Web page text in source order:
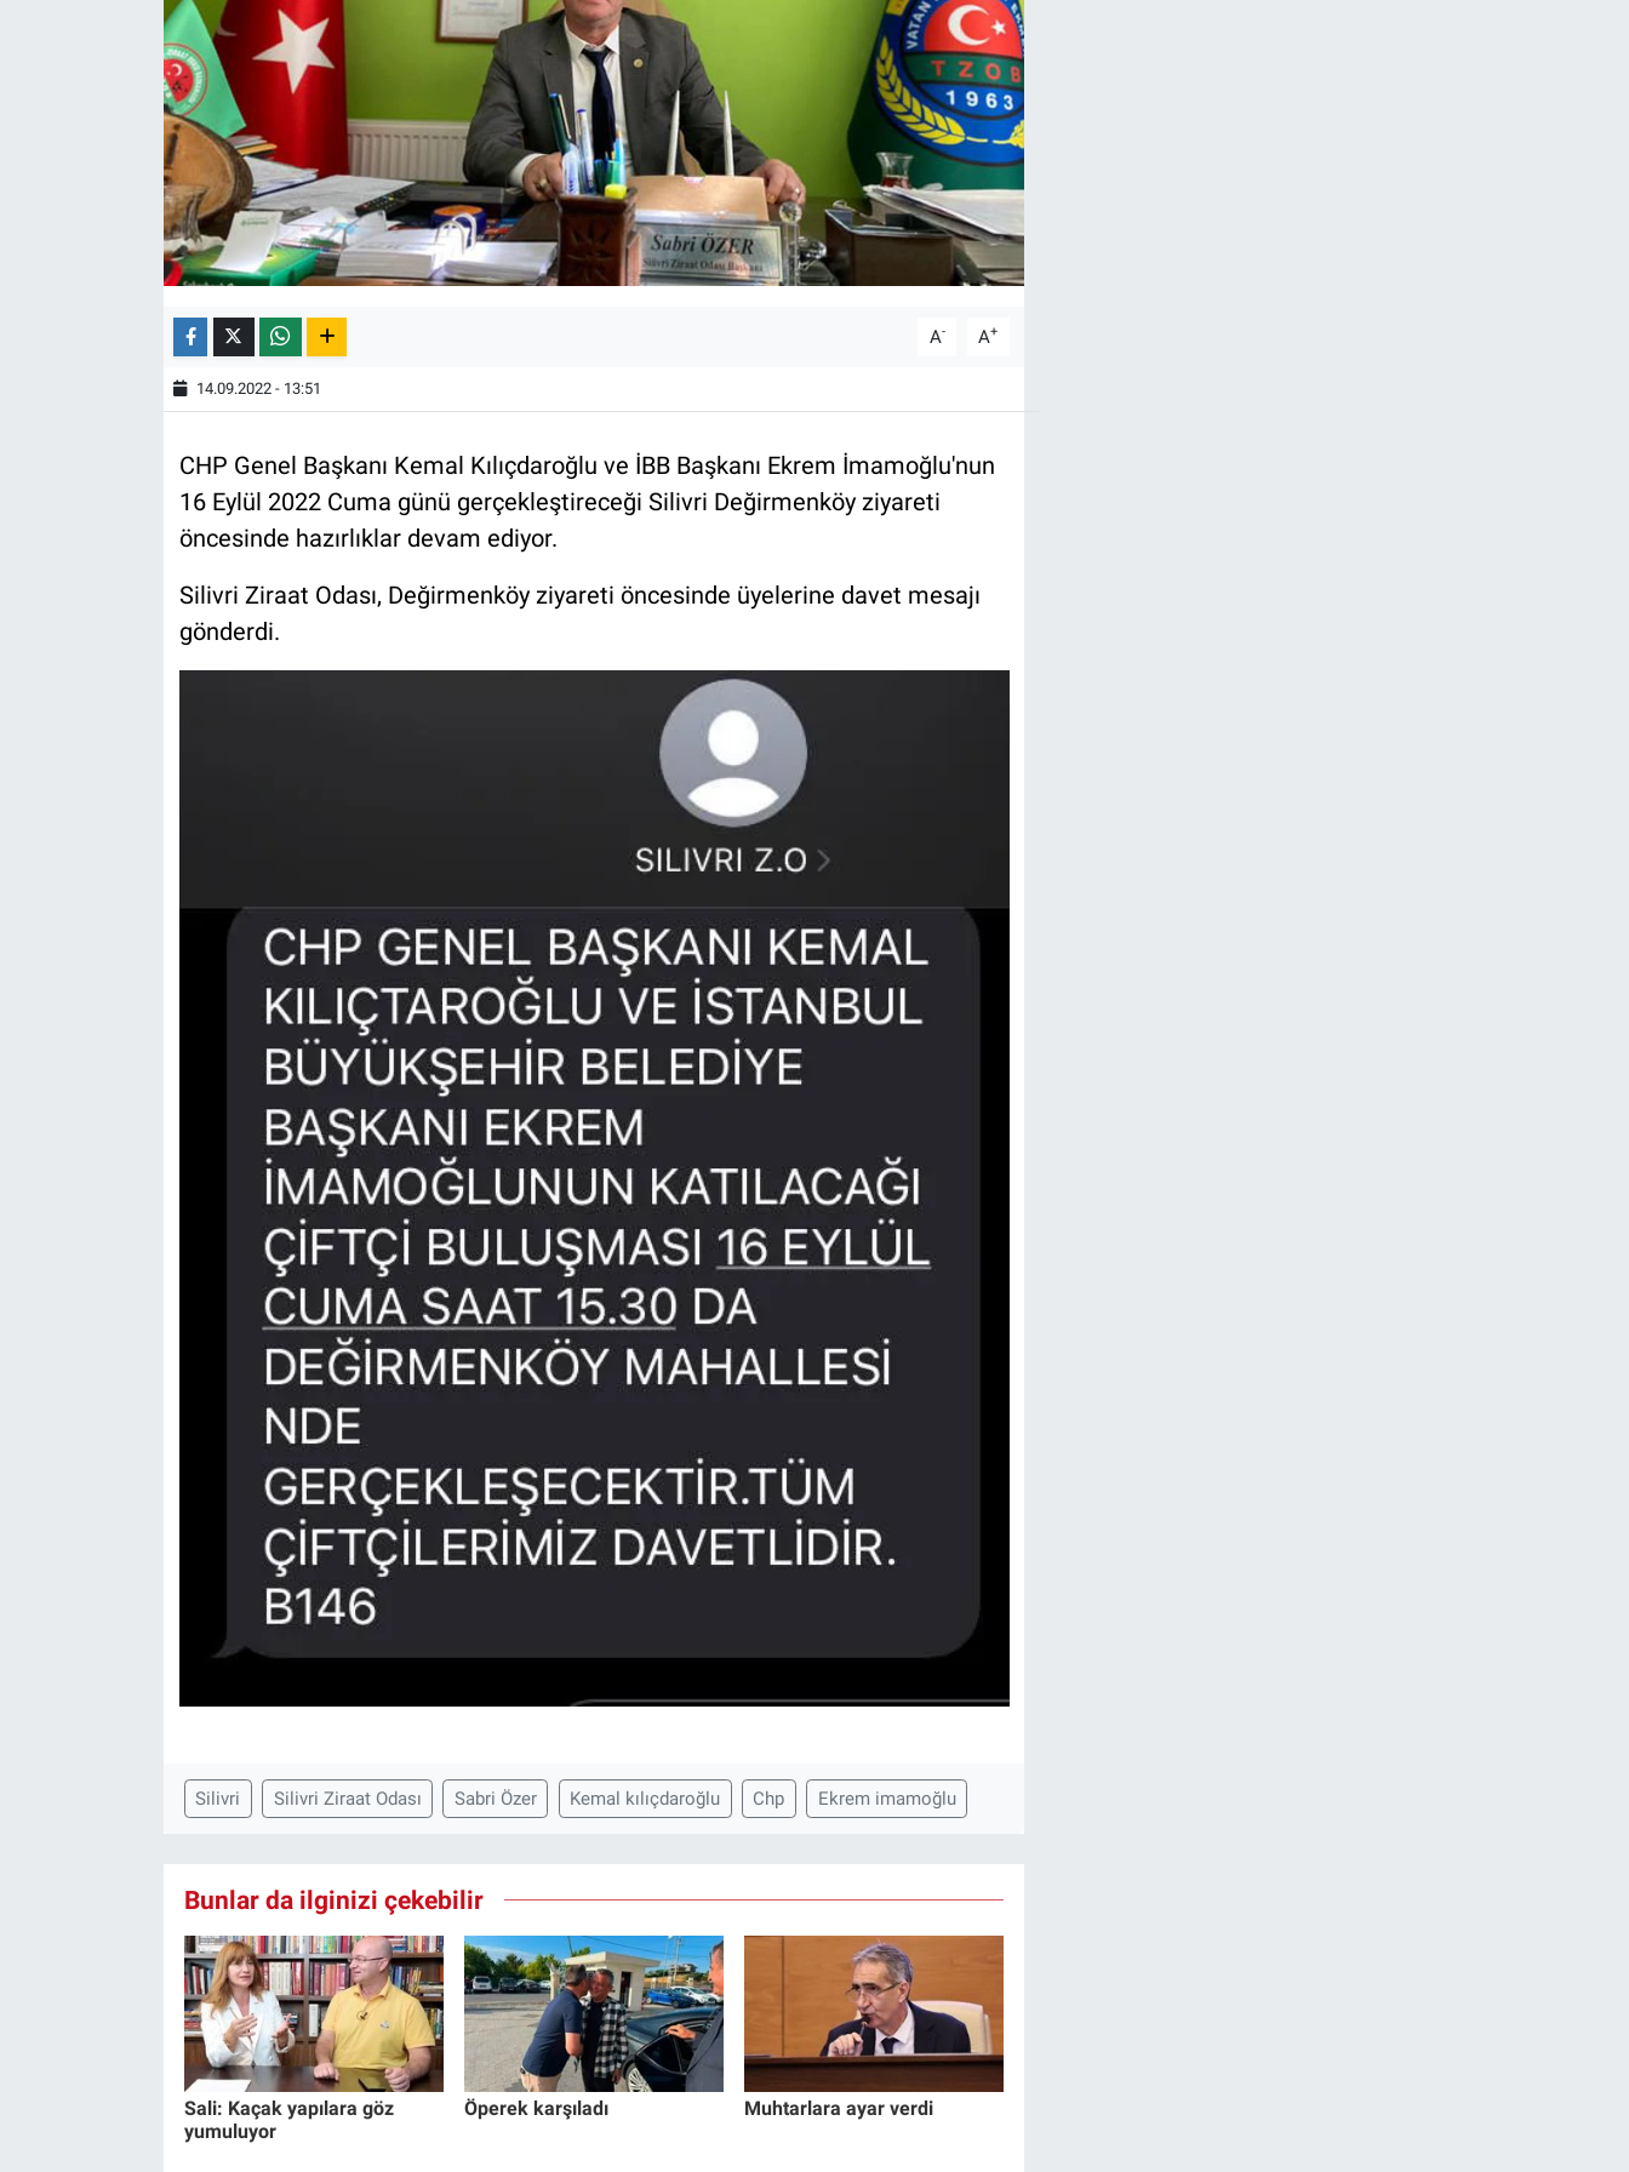
A- A+
14.09.2022 - 13:51
CHP Genel Başkanı Kemal Kılıçdaroğlu ve İBB Başkanı Ekrem İmamoğlu'nun
16 Eylül 2022 Cuma günü gerçekleştireceği Silivri Değirmenköy ziyareti
öncesinde hazırlıklar devam ediyor.
Silivri Ziraat Odası, Değirmenköy ziyareti öncesinde üyelerine davet mesajı
gönderdi.
Silivri Silivri Ziraat Odası Sabri Özer Kemal kılıçdaroğlu Chp Ekrem imamoğlu
Bunlar da ilginizi çekebilir
Sali: Kaçak yapılara göz
yumuluyor
Öperek karşıladı Muhtarlara ayar verdi